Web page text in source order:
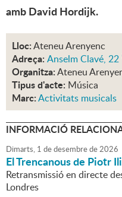
amb David Hordijk.
Lloc:Ateneu Arenyenc
Adreça: Anselm Clavé, 22
Organitza:Ateneu
Tipus d'acte: Música
Marc:Activitats musicals
INFORMACIÓ
Dimarts, 1 dedesembrede2026
El Trencanous de Piotr
Retransmissió en directe
Londres